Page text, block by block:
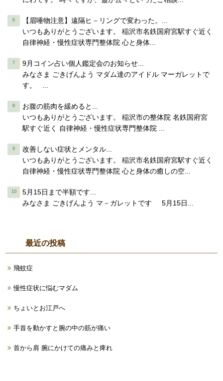
【眉唾物注意】遠隔ヒ－リングで変わった。...
いつもありがとうございます。 稲沢市名鉄国府宮駅すぐ近く
自律神経・慢性症状専門整体院 心と身体...
9月コイン占い個人鑑定会のお知らせ...
みなさま ごきげんよう マダム達のアイドル マーガレットで
す。 ...
お腹の筋肉を緩めると...
いつもありがとうございます。 稲沢市の整体院 名鉄国府宮
駅すぐ近く 自律神経・慢性症状専門整体院 ...
改善しない症状とメンタル...
いつもありがとうございます。 稲沢市名鉄国府宮駅すぐ近く
自律神経・慢性症状専門整体院 心と身体の癒しの空...
5月15日まで半額です...
みなさま ごきげんよう マ－ガレットです 5月15日...
最近の投稿
飛蚊症
慢性症状に悩むマダム
ちょいとお江戸へ
手首を動かすと腕の中の筋が痛い
首から肩 腕にかけての痛みと痺れ